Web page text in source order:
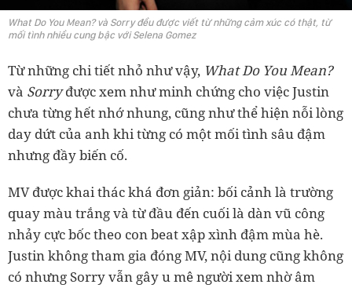
What Do You Mean? và Sorry đều được viết từ những cảm xúc có thật, từ
mối tình nhiều cung bậc với Selena Gomez
Từ những chi tiết nhỏ như vậy, What Do You Mean?
và Sorryđược xem như minh chứng cho việc Justin
chưa từng hết nhớ nhung, cũng như thể hiện nỗi lòng
day dứt của anh khi từng có một mối tình sâu đậm
nhưng đầy biến cố.
MV được khai thác khá đơn giản: bối cảnh là trường
quay màu trắng và từ đầu đến cuối là dàn vũ công
nhảy cực bốc theo con beat xập xình đậm mùa hè.
Justin không tham gia đóng MV, nội dung cũng không
có nhưng Sorry vẫn gây u mê người xem nhờ âm